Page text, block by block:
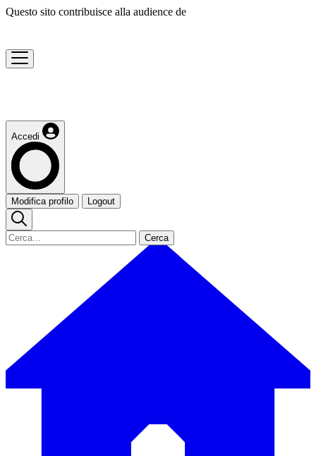
Questo sito contribuisce alla audience de
Accedi
Modifica profilo Logout
Cerca